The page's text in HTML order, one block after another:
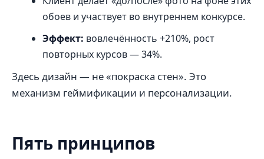
обоев и участвует во внутреннем конкурсе.
Эффект: вовлечённость +210%, рост
повторных курсов — 34%.
Здесь дизайн — не «покраска стен». Это
механизм геймификации и персонализации.
Пять принципов